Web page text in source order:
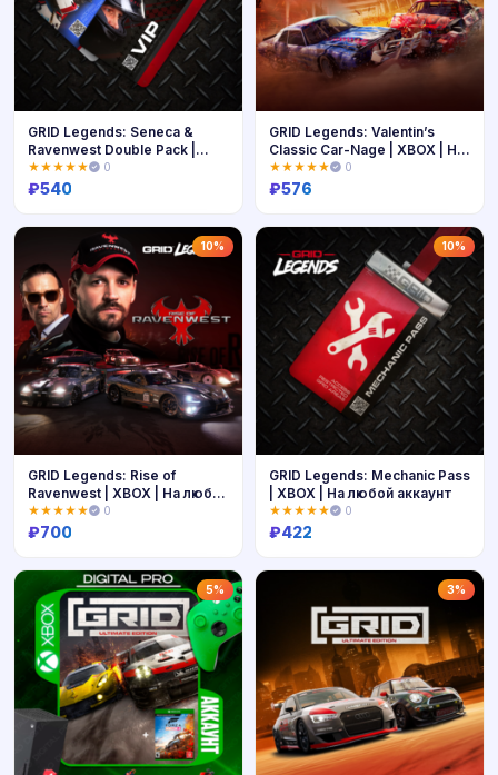
Купить
GRID Legends: Seneca &
Ravenwest Double Pack |
XBOX | На любой аккаунт
★★★★★ 0
₽540
Купить
GRID Legends: Valentin’s
Classic Car-Nage | XBOX | На
любой аккаунт
★★★★★ 0
₽576
10%
Купить
GRID Legends: Rise of
Ravenwest | XBOX | На любой
аккаунт
★★★★★ 0
₽700
10%
GRID Legends: Mechanic Pass
| XBOX | На любой аккаунт
★★★★★ 0
₽422
5% 3%